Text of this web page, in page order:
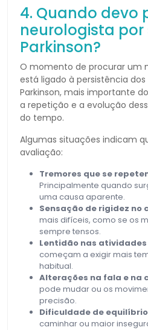
4. Quando devo
neurologista
Parkinson?
O momento de procurar um
está ligado à persistência
Parkinson, mais importante
a repetição e a evolução
do tempo.
Algumas situações indicam
avaliação:
Tremores que se
Principalmente quando
uma causa aparente.
Sensação de rigidez no
mais difíceis, como se os
sempre tensos.
Lentidão nas
começam a exigir mais
habitual.
Alterações na fala e na
pode mudar ou os
precisão.
Dificuldade de
caminhar ou maior